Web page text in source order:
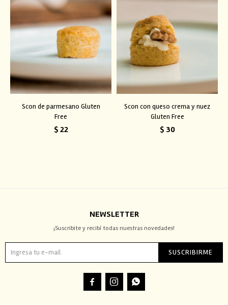
Scon de parmesano Gluten
Free
$ 22
Scon con queso crema y nuez
Gluten Free
$ 30
NEWSLETTER
¡Suscribite y recibí todas nuestras novedades!
SUSCRIBIRME
  